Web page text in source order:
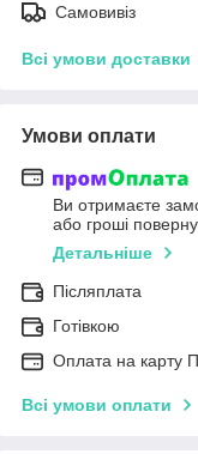
Самовивіз
Всі умови доставки
Умови оплати
Ви отримаєте
або гроші
Детальніше
Післяплата
Готівкою
Оплата на карту
Всі умови оплати